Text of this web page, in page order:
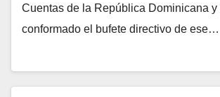
Cuentas de la República Dominicana y
conformado el bufete directivo de ese…